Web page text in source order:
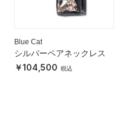
Blue Cat
シルバーペアネックレス
104,500